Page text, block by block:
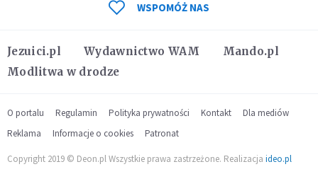
Jezuici.pl Wydawnictwo WAM
Mando.pl
Modlitwa w drodze
WSPOMÓŻ NAS
O portalu Regulamin Polityka prywatności Kontakt
Dla mediów
Reklama
Informacje o cookies Patronat
Copyright 2019 © Deon.pl Wszystkie prawa zastrzeżone. Realizacja ideo.pl